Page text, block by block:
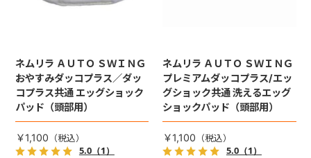
ネムリラ ＡＵＴＯ ＳＷＩＮＧ
おやすみダッコプラス／ダッ
コプラス共通 エッグショック
パッド（頭部用）
￥1,100
5.0（1）
ネムリラ ＡＵＴＯ ＳＷＩＮＧ
プレミアムダッコプラス/エッ
グショック共通 洗えるエッグ
ショックパッド（頭部用）
￥1,100
5.0（1）